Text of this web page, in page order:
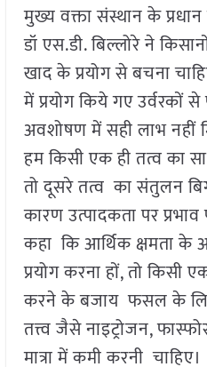
मुख्य वक्ता संस्थान के प्रधान
डॉ एस.डी. बिल्लोरे ने
खाद के प्रयोग से बचना
में प्रयोग किये गए उर्वरकों से
अवशोषण में सही लाभ नहीं
हम किसी एक ही तत्व का
तो दूसरे तत्व का संतुलन
कारण उत्पादकता पर प्रभाव
कहा कि आर्थिक क्षमता के
प्रयोग करना हों, तो किसी
करने के बजाय फसल के
तत्त्व जैसे नाइट्रोजन,
मात्रा में कमी करनी